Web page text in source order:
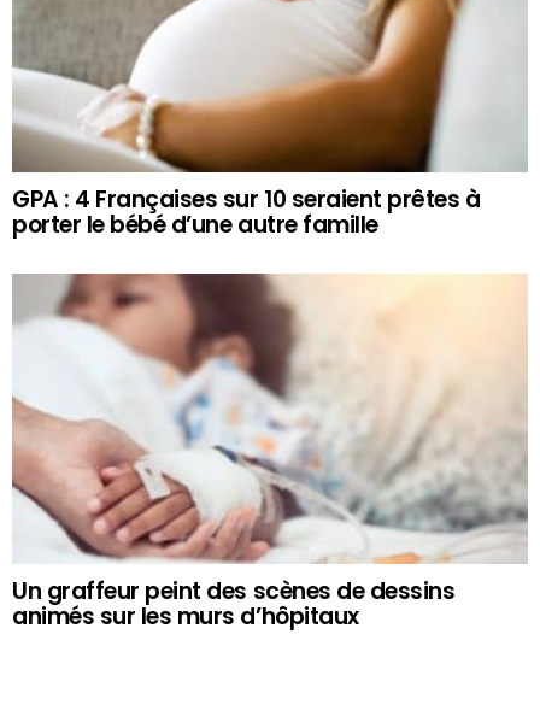
GPA : 4 Françaises sur 10 seraient prêtes à
porter le bébé d’une autre famille
Un graffeur peint des scènes de dessins
animés sur les murs d’hôpitaux